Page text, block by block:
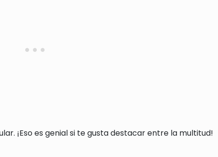
¡Eso es genial si te gusta destacar entre la multitud!